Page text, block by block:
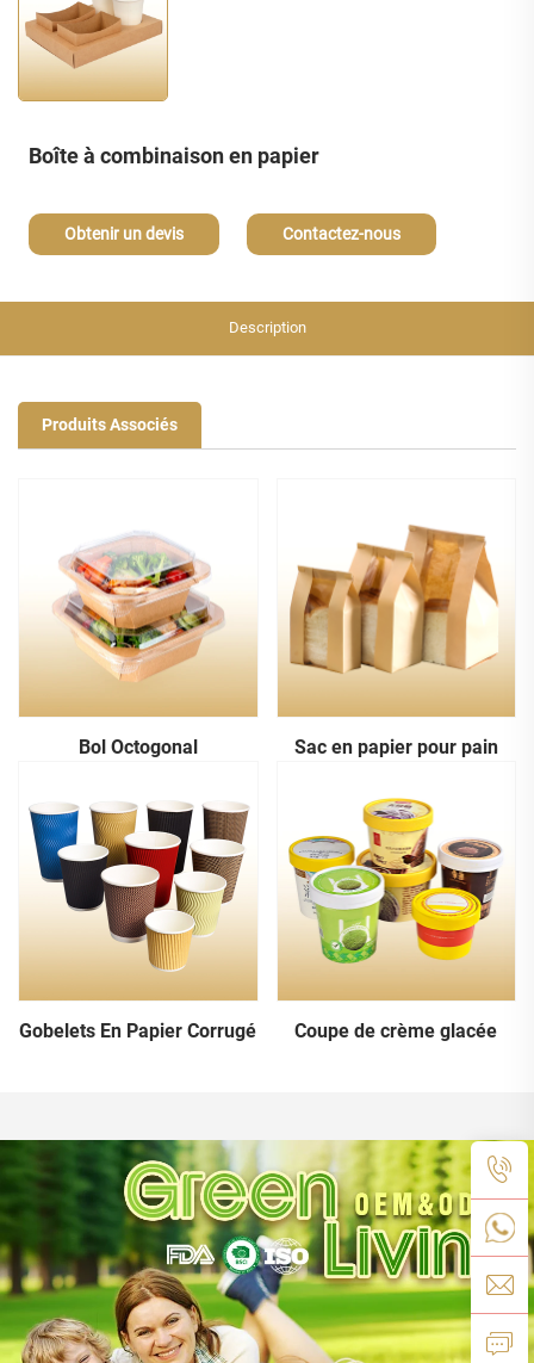
Boîte à combinaison en papier
Obtenir un devis Contactez-nous
Description
Produits Associés
Bol Octogonal Sac en papier pour pain
Gobelets En Papier Corrugé Coupe de crème glacée